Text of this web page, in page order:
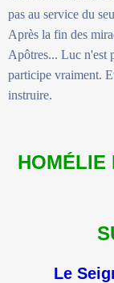
pas au service du
Après la fin des
Apôtres... Luc n'est
participe vraiment.
instruire.
HOMÉLIE
Le